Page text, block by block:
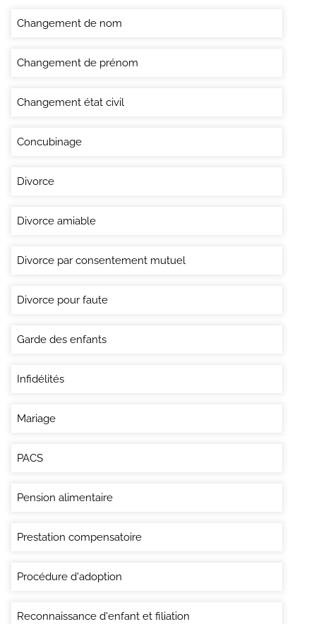
Changement de nom
Changement de prénom
Changement état civil
Concubinage
Divorce
Divorce amiable
Divorce par consentement mutuel
Divorce pour faute
Garde des enfants
Infidélités
Mariage
PACS
Pension alimentaire
Prestation compensatoire
Procédure d'adoption
Reconnaissance d'enfant et filiation